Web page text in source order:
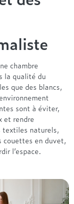
chambre
la qualité du
que des blancs,
sont à éviter,
et rendre
textiles naturels,
couettes en duvet,
l’espace.